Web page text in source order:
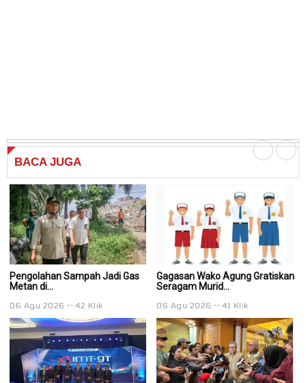
BACA JUGA
Pengolahan Sampah Jadi Gas
Metan di...
06 Agu 2026 42 Klik
Gagasan Wako Agung Gratiskan
Seragam Murid...
06 Agu 2026 41 Klik